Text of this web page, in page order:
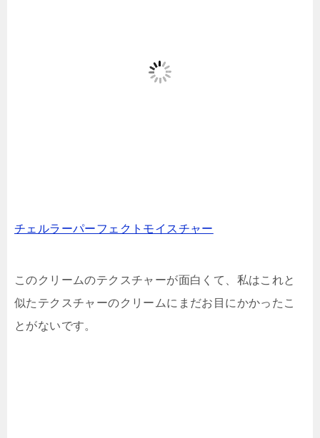
チェルラーパーフェクトモイスチャー
このクリームのテクスチャーが面白くて、私はこれと
似たテクスチャーのクリームにまだお目にかかったこ
とがないです。